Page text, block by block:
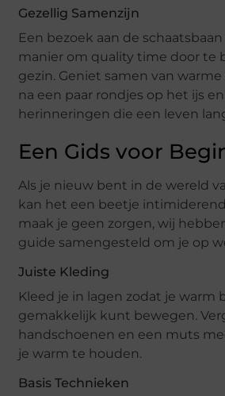
Gezellig Samenzijn
Een bezoek aan de
manier om quality time door te
gezin. Geniet samen van
na een paar rondjes op het ijs
herinneringen die een leven
Een Gids voor
Als je nieuw bent in de wereld
kan het een beetje
maak je geen zorgen, wij
guide samengesteld om je op
Juiste Kleding
Kleed je in lagen zodat je warm
gemakkelijk kunt bewegen.
handschoenen en een muts
je warm te houden.
Basis Technieken